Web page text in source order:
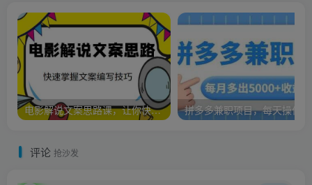
电影解说文案思路课，让你快速掌握文案编写的技巧（3节视频课程）
评论 抢沙发